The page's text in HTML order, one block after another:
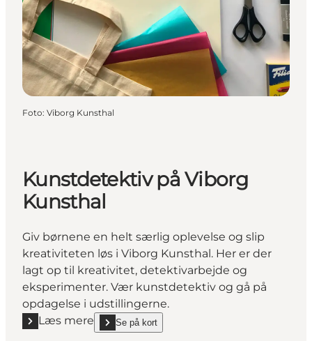
Foto: Viborg Kunsthal
Kunstdetektiv på Viborg
Kunsthal
Giv børnene en helt særlig oplevelse og slip
kreativiteten løs i Viborg Kunsthal. Her er der
lagt op til kreativitet, detektivarbejde og
eksperimenter. Vær kunstdetektiv og gå på
opdagelse i udstillingerne.
Læs mere
Læs mere "Kunstdetektiv på Viborg Kunsthal"
Se på kort
show Kunstdetektiv på Viborg Kunsthal on_map